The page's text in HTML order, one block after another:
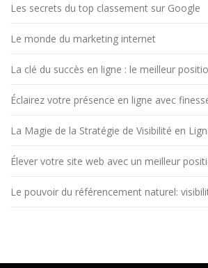
Les secrets du top classement sur Google
Le monde du marketing internet
La clé du succès en ligne : le meilleur
Éclairez votre présence en ligne avec
La Magie de la Stratégie de Visibilité en
Élever votre site web avec un meilleur
Le pouvoir du référencement naturel: